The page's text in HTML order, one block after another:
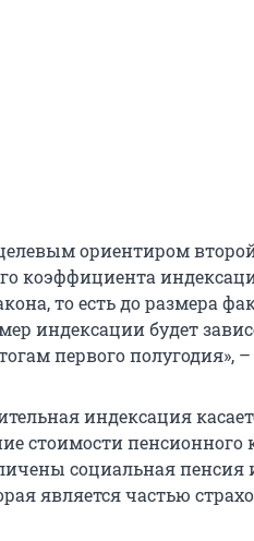
ориентиром
коэффициента
то есть до размера
индексации будет
первого полугодия»,
индексация
стоимости
социальная пенсия
является частью